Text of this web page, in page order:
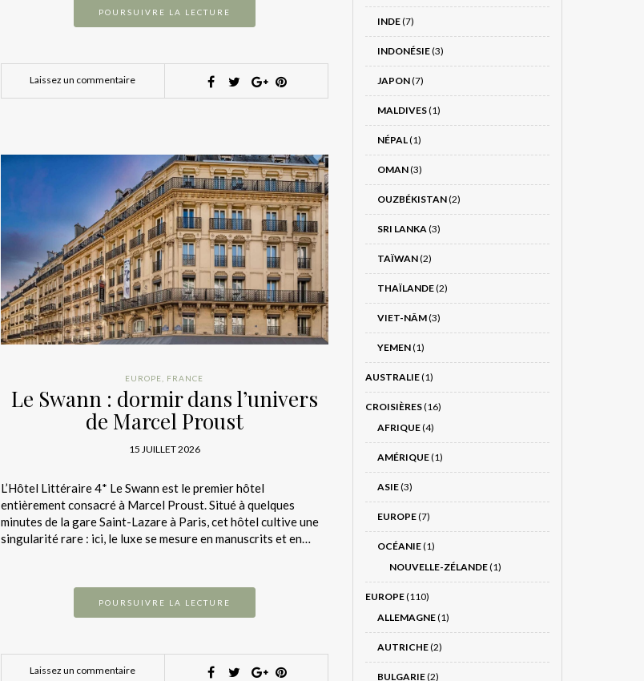
POURSUIVRE LA LECTURE
Laissez un commentaire
EUROPE FRANCE
Le Swann : dormir dans l’univers
de Marcel Proust
15 JUILLET 2026
L’Hôtel Littéraire 4* Le Swann est le premier hôtel
entièrement consacré à Marcel Proust. Situé à quelques
minutes de la gare Saint-Lazare à Paris, cet hôtel cultive une
singularité rare : ici, le luxe se mesure en manuscrits et en…
POURSUIVRE LA LECTURE
Laissez un commentaire
INDE(7)
INDONÉSIE(3)
JAPON(7)
MALDIVES(1)
NÉPAL(1)
OMAN(3)
OUZBÉKISTAN(2)
SRI LANKA (3)
TAÏWAN(2)
THAÏLANDE(2)
VIET-NÂM(3)
YEMEN(1)
AUSTRALIE(1)
CROISIÈRES(16)
AFRIQUE(4)
AMÉRIQUE(1)
ASIE(3)
EUROPE(7)
OCÉANIE(1)
NOUVELLE-ZÉLANDE(1)
EUROPE(110)
ALLEMAGNE(1)
AUTRICHE(2)
BULGARIE(2)